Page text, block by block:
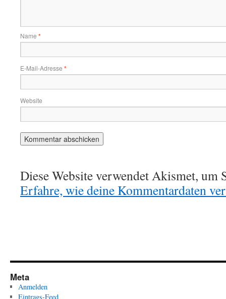
Name *
E-Mail-Adresse *
Website
Diese Website verwendet Akismet, um
Erfahre, wie deine Kommentardaten
Meta
Anmelden
Eintrags-Feed